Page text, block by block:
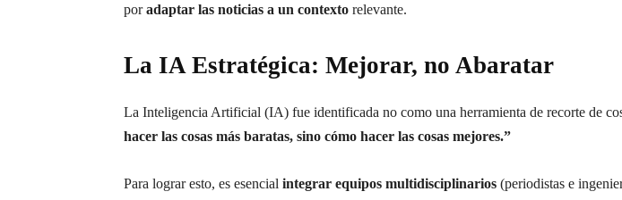
poradaptar las noticias a un contexto relevante.
La IA Estratégica: Mejorar, no Abaratar
La Inteligencia Artificial (IA) fue identificada no como una herramienta de recorte de
hacer las cosas más baratas, sino cómo hacer las cosas mejores.”
Para lograr esto, es esencial integrar equipos multidisciplinarios (periodistas e